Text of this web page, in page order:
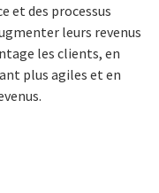
et des processus
leurs revenus
les clients, en
plus agiles et en